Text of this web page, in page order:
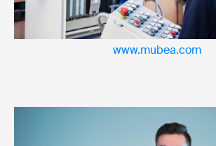
www.mubea.com